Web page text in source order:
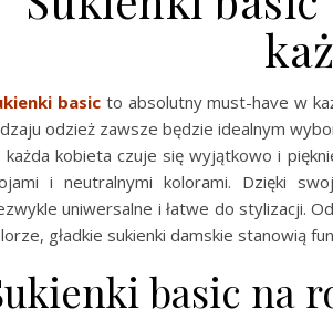
basicto absolutny must-have w
odzież zawsze będzie idealnym
każda kobieta czuje się wyjątkowo i
i neutralnymi kolorami. Dzięki
uniwersalne i łatwe do stylizacji.
gładkie sukienki damskie stanowią
basic na